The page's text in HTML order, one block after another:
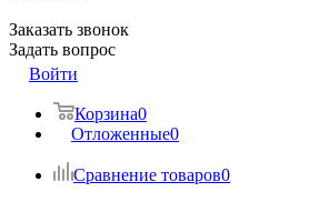
Заказать звонок
Задать вопрос
Войти
Корзина0
Отложенные0
Сравнение товаров0